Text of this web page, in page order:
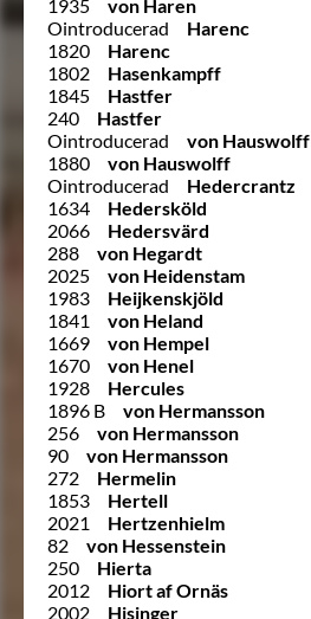
1935
von Haren
Ointroducerad
Harenc
1820
Harenc
1802
Hasenkampff
1845
Hastfer
240
Hastfer
Ointroducerad
von Hauswolff
1880
von Hauswolff
Ointroducerad
Hedercrantz
1634
Hedersköld
2066
Hedersvärd
288
von Hegardt
2025
von Heidenstam
1983
Heijkenskjöld
1841
von Heland
1669
von Hempel
1670
von Henel
1928
Hercules
1896 B
von Hermansson
256
von Hermansson
90
von Hermansson
272
Hermelin
1853
Hertell
2021
Hertzenhielm
82
von Hessenstein
250
Hierta
2012
Hiort af Ornäs
2002
Hisinger